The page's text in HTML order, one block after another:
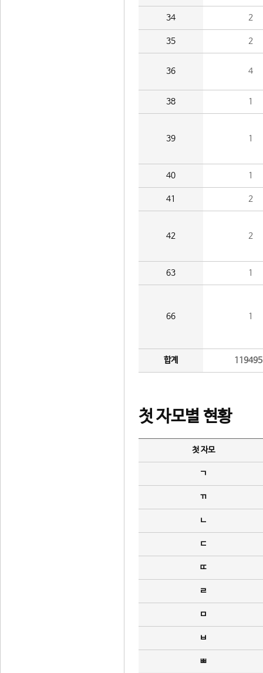
34 2
35 2
36 4
38 1
39 1
40 1
41 2
42 2
63 1
66 1
합계
첫 자모별 현황
첫 자모
ㄱ
ㄲ
ㄴ
ㄷ
ㄸ
ㄹ
ㅁ
ㅂ
ㅃ